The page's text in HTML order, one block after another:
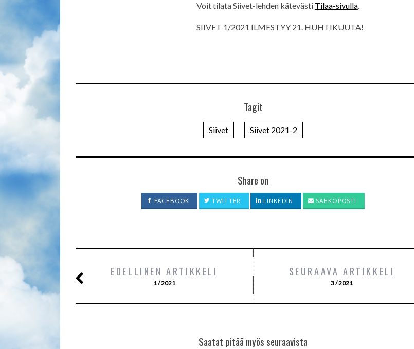
Voit tilata Siivet-lehden kätevästi Tilaa-sivulla.
SIIVET 1/2021 ILMESTYY 21. HUHTIKUUTA!
Tagit
Siivet Siivet 2021-2
Share on
FACEBOOK TWITTER LINKEDIN SÄHKÖPOSTI
EDELLINEN ARTIKKELI
1 / 2021
SEURAAVA ARTIKKELI
3 / 2021
Saatat pitää myös seuraavista